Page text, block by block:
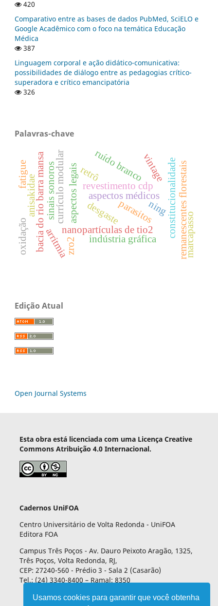
Usamos cookies para garantir que você obtenha
420
Comparativo entre as bases de dados PubMed, SciELO e
Google Acadêmico com o foco na temática Educação
Médica
387
Linguagem corporal e ação didático-comunicativa:
possibilidades de diálogo entre as pedagogias crítico-
superadora e crítico emancipatória
326
Palavras-chave
nanopartículas de tio2
ningconstitucionalidade
aspectos legais aspectos médicos
desgaste
revestimento cdp
vintage
retrô
currículo modular
arritmia indústria gráfica remanescentes florestais
bacia do rio barra mansasinais sonoros ruído branco
anisakidae parasitos marcapasso
zro2
fatigue
oxidação
Edição Atual
Open Journal Systems
Esta obra está licenciada com uma Licença Creative
Commons Atribuição 4.0 Internacional.
Cadernos UniFOA
Centro Universitário de Volta Redonda - UniFOA
Editora FOA
Campus Três Poços - Av. Dauro Peixoto Aragão, 1325,
Três Poços, Volta Redonda, RJ,
CEP: 27240-560 - Prédio 3 - Sala 2 (Casarão)
Tel.: (24) 3340-8400 – Ramal: 8350